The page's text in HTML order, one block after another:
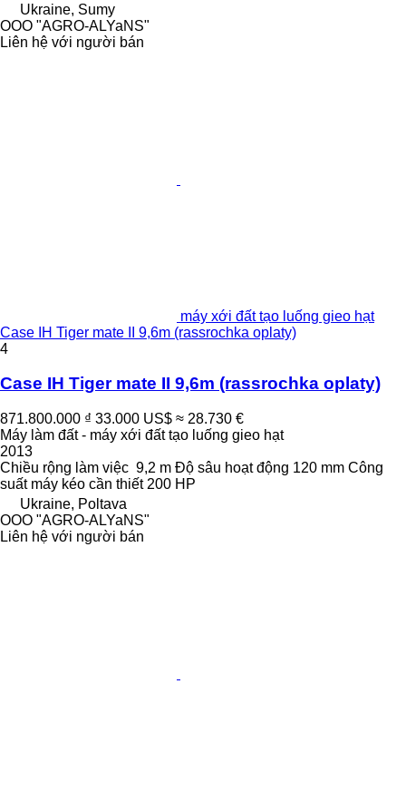
Ukraine, Sumy
OOO "AGRO-ALYaNS"
Liên hệ với người bán
máy xới đất tạo luống gieo hạt
Case IH Tiger mate II 9,6m (rassrochka oplaty)
4
Case IH Tiger mate II 9,6m (rassrochka oplaty)
871.800.000 ₫ 33.000 US$ ≈ 28.730 €
Máy làm đất - máy xới đất tạo luống gieo hạt
2013
Chiều rộng làm việc 9,2 m Độ sâu hoạt động 120 mm Công
suất máy kéo cần thiết 200 HP
Ukraine, Poltava
OOO "AGRO-ALYaNS"
Liên hệ với người bán